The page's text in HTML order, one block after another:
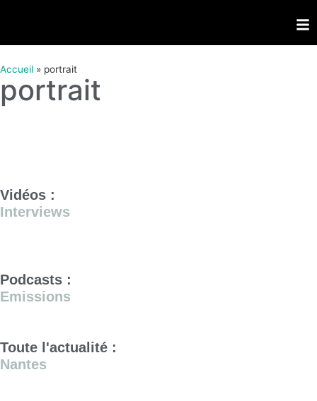
Accueil » portrait
portrait
Vidéos :
Interviews
Podcasts :
Emissions
Toute l'actualité :
Nantes